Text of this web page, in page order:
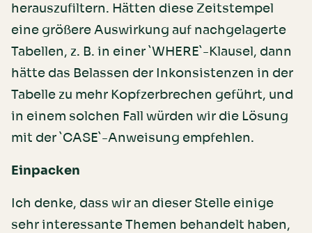
herauszufiltern. Hätten diese Zeitstempel
eine größere Auswirkung auf nachgelagerte
Tabellen, z. B. in einer `WHERE`-Klausel, dann
hätte das Belassen der Inkonsistenzen in der
Tabelle zu mehr Kopfzerbrechen geführt, und
in einem solchen Fall würden wir die Lösung
mit der `CASE`-Anweisung empfehlen.
Einpacken
Ich denke, dass wir an dieser Stelle einige
sehr interessante Themen behandelt haben,